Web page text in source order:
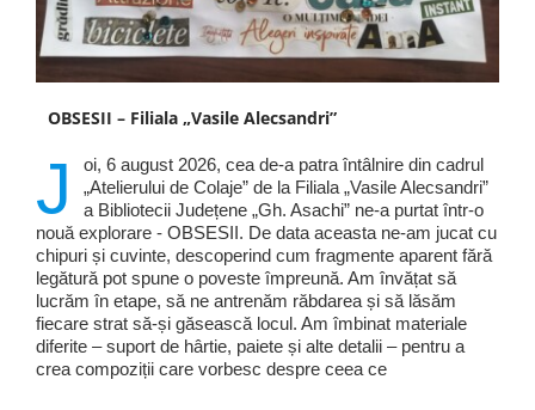
OBSESII – Filiala „Vasile Alecsandri”
J
oi, 6 august 2026, cea de-a patra întâlnire din cadrul
„Atelierului de Colaje” de la Filiala „Vasile Alecsandri”
a Bibliotecii Județene „Gh. Asachi” ne-a purtat într-o
nouă explorare - OBSESII. De data aceasta ne-am jucat cu
chipuri și cuvinte, descoperind cum fragmente aparent fără
legătură pot spune o poveste împreună. Am învățat să
lucrăm în etape, să ne antrenăm răbdarea și să lăsăm
fiecare strat să-și găsească locul. Am îmbinat materiale
diferite – suport de hârtie, paiete și alte detalii – pentru a
crea compoziții care vorbesc despre ceea ce